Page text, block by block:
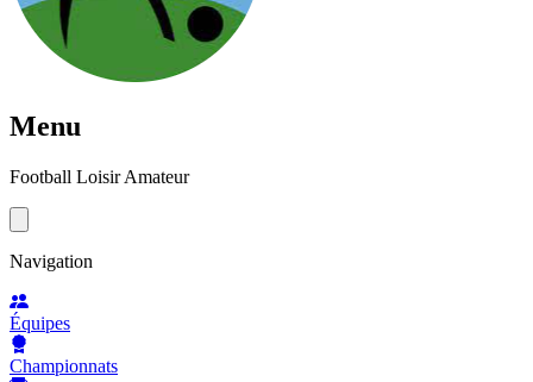
Menu
Football Loisir Amateur
Navigation
Équipes
Championnats